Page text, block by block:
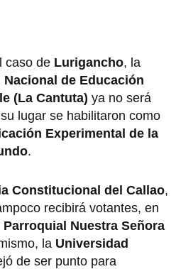
caso de Lurigancho, la
Nacional de Educación
(La Cantuta) ya no será
lugar se habilitaron como
Experimental de la
.
Constitucional del Callao,
recibirá votantes, en
Parroquial Nuestra Señora
la Universidad
de ser punto para